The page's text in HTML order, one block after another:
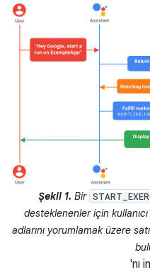
Şekil 1. Bir
desteklenenler için
adlarını yorumlamak üzere
'nı